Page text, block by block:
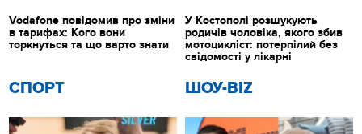
СПОРТ ШОУ-BIZ
Vodafone повідомив про зміни
в тарифах: Кого вони
торкнуться та що варто знати
У Костополі розшукують
родичів чоловіка, якого збив
мотоцикліст: потерпілий без
свідомості у лікарні